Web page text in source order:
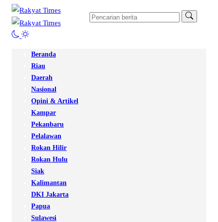
Beranda
Riau
Daerah
Nasional
Opini & Artikel
Kampar
Pekanbaru
Pelalawan
Rokan Hilir
Rokan Hulu
Siak
Kalimantan
DKI Jakarta
Papua
Sulawesi